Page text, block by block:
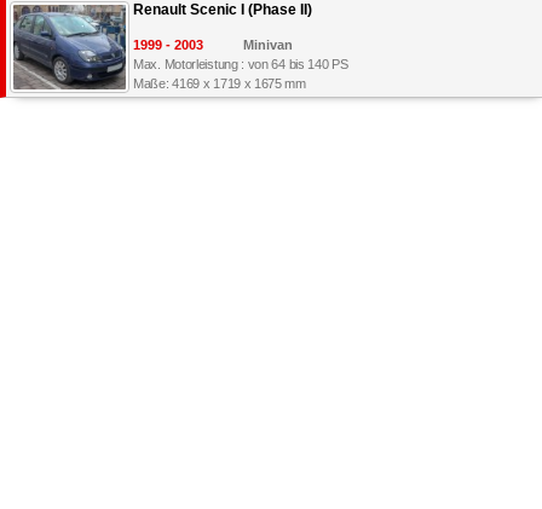
Renault Scenic I (Phase II)
1999 - 2003
Minivan
Max. Motorleistung : von 64 bis 140 PS
Maße: 4169 x 1719 x 1675 mm